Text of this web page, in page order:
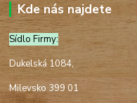
Kde nás najdete
Sídlo Firmy:
Dukelská 1084,
Milevsko 399 01